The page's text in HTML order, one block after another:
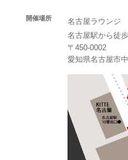
開催場所
名古屋ラウンジ
名古屋駅から徒歩
〒450-0002
愛知県名古屋市